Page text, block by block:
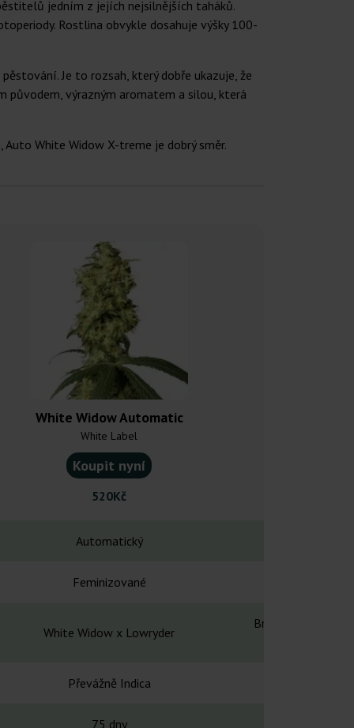
jedním z jejích nejsilnějších taháků.
Rostlina obvykle dosahuje výšky 100-
Je to rozsah, který dobře ukazuje, že
původem, výrazným aromatem a silou, která
White Widow X-treme je dobrý směr.
White Widow Automatic
White Label
Koupit nyní
520Kč
Automatický
Feminizované
White Widow x Lowryder
Brazilian x South
Převážně Indica
75 dny